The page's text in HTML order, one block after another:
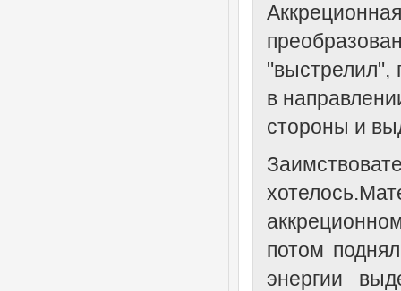
"выстрелил",
в
стороны и
потом
энергии